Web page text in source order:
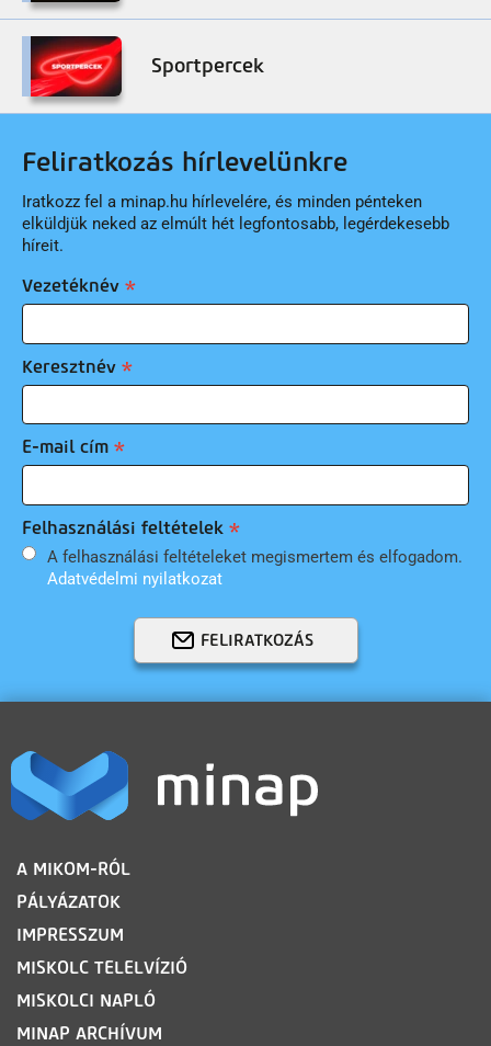
Sportpercek
Feliratkozás hírlevelünkre
Iratkozz fel a minap.hu hírlevelére, és minden pénteken
elküldjük neked az elmúlt hét legfontosabb, legérdekesebb
híreit.
Vezetéknév
Keresztnév
E-mail cím
Felhasználási feltételek
A felhasználási feltételeket megismertem és elfogadom.
Adatvédelmi nyilatkozat
FELIRATKOZÁS
LÁBLÉC
A MIKOM-RÓL
PÁLYÁZATOK
IMPRESSZUM
MISKOLC TELELVÍZIÓ
MISKOLCI NAPLÓ
MINAP ARCHÍVUM